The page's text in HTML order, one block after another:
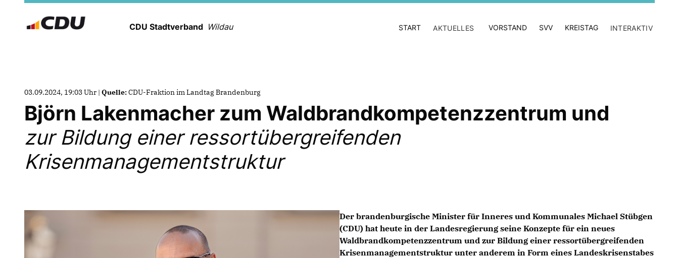
CDU Stadtverband Wildau START AKTUELLES VORSTAND SVV KREISTAG INTERAKTIV
03.09.2024, 19:03 Uhr | Quelle:CDU-Fraktion im Landtag Brandenburg
Björn Lakenmacher zum Waldbrandkompetenzzentrum und
zur Bildung einer ressortübergreifenden
Krisenmanagementstruktur
Der brandenburgische Minister für Inneres und Kommunales Michael Stübgen
(CDU) hat heute in der Landesregierung seine Konzepte für ein neues
Waldbrandkompetenzzentrum und zur Bildung einer ressortübergreifenden
Krisenmanagementstruktur unter anderem in Form eines Landeskrisenstabes